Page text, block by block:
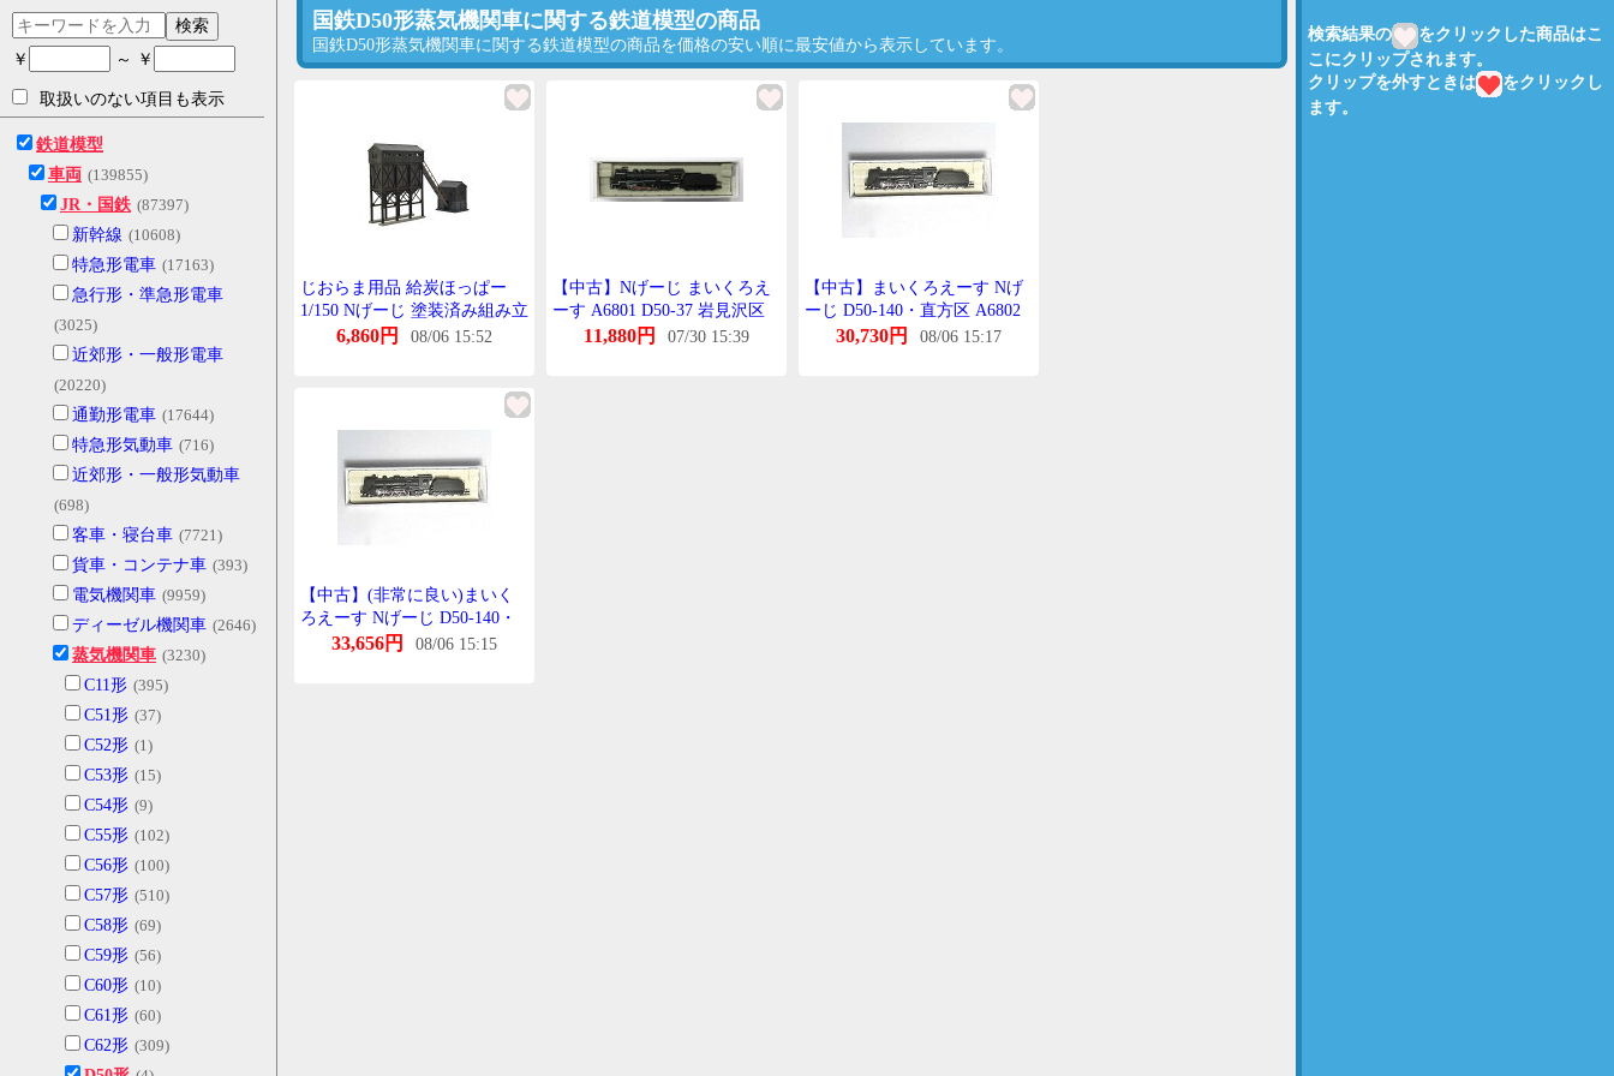
検索
￥ ～ ￥
取扱いのない項目も表示
鉄道模型
車両 (139855)
JR・国鉄 (87397)
新幹線 (10608)
特急形電車 (17163)
急行形・準急形電車
(3025)
近郊形・一般形電車
(20220)
通勤形電車 (17644)
特急形気動車 (716)
近郊形・一般形気動車
(698)
客車・寝台車 (7721)
貨車・コンテナ車 (393)
電気機関車 (9959)
ディーゼル機関車 (2646)
蒸気機関車 (3230)
C11形 (395)
C51形 (37)
C52形 (1)
C53形 (15)
C54形 (9)
C55形 (102)
C56形 (100)
C57形 (510)
C58形 (69)
C59形 (56)
C60形 (10)
C61形 (60)
C62形 (309)
検索結果の
をクリックした商品はこ
こにクリップされます。
クリップを外すときは
をクリックし
ます。
国鉄D50形蒸気機関車に関する鉄道模型の商品
国鉄D50形蒸気機関車に関する鉄道模型の商品を価格の安い順に最安値から表示しています。
じおらま用品 給炭ほっぱー
1/150 Nげーじ 塗装済み組み立
てきっと まっとぶらっく 蒸気
6,860円 08/06 15:52
【中古】Nげーじ まいくろえ
ーす A6801 D50-37 岩見沢区
【A´】 ※保護しーと代用
11,880円 07/30 15:39
【中古】まいくろえーす Nげ
ーじ D50-140・直方区 A6802
鉄道模型 蒸気機関車
30,730円 08/06 15:17
【中古】(非常に良い)まいく
ろえーす Nげーじ D50-140・
直方区 A6802 鉄道模型 蒸気機
33,656円 08/06 15:15